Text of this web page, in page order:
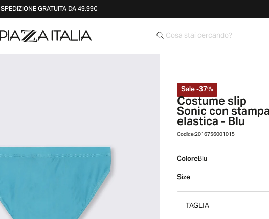
SPEDIZIONE GRATUITA DA 49,99€
Sale-37%
Costume slip
Sonic con stampa
elastica - Blu
Codice:2016756001015
ColoreBlu
Size
TAGLIA